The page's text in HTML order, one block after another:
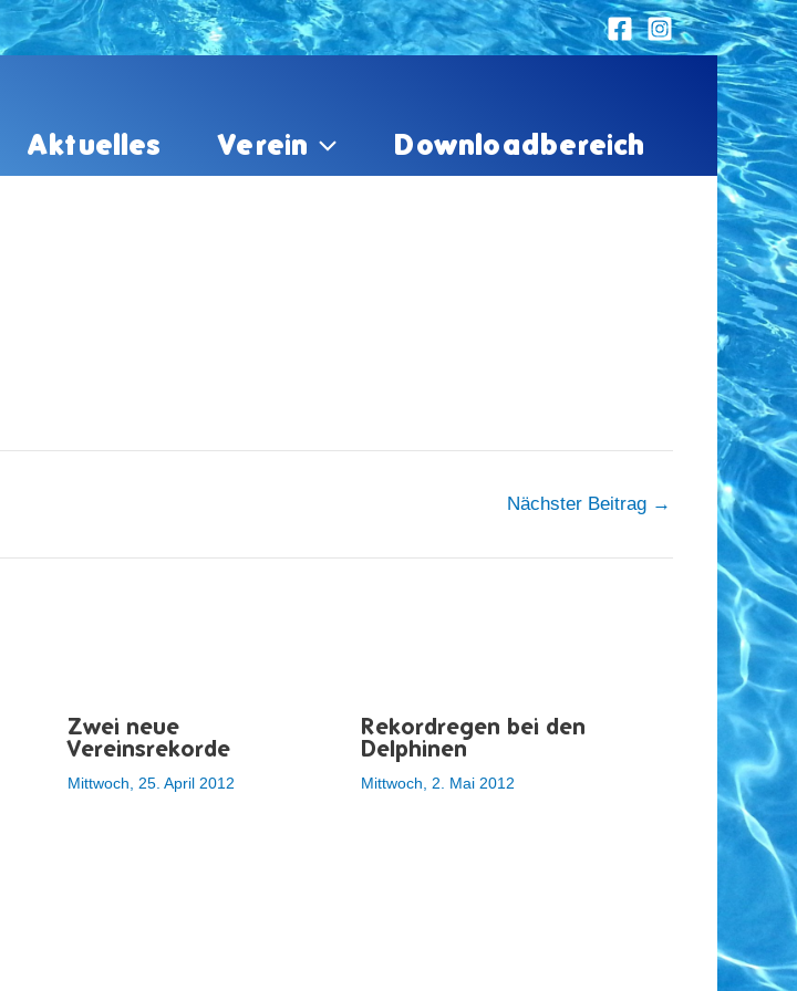
Aktuelles Verein Downloadbereich
Nächster Beitrag →
Zwei neue
Vereinsrekorde
Mittwoch, 25. April 2012
Rekordregen bei den
Delphinen
Mittwoch, 2. Mai 2012